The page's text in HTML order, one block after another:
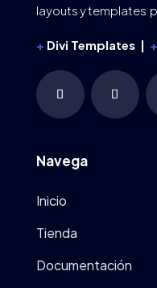
layouts y templates
+ Divi Templates | +
Navega
Inicio
Tienda
Documentación